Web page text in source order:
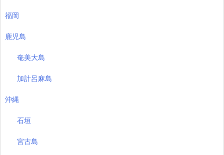
福岡
鹿児島
奄美大島
加計呂麻島
沖縄
石垣
宮古島